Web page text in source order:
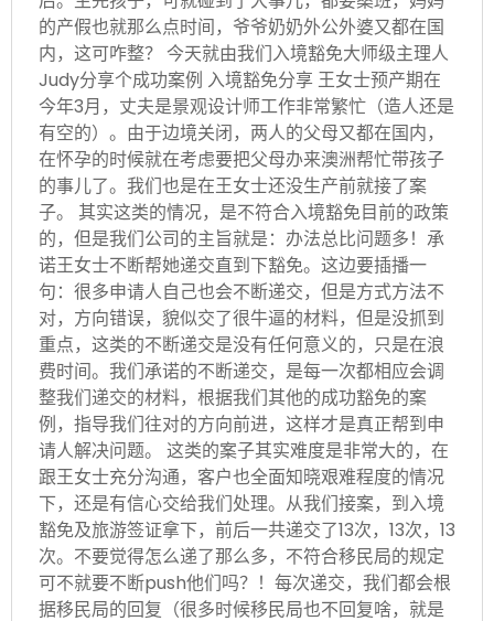
的产假也就那么点时间，爷爷奶奶外公外婆又都在国
内，这可咋整？ 今天就由我们入境豁免大师级主理人
Judy分享个成功案例 入境豁免分享 王女士预产期在
今年3月，丈夫是景观设计师工作非常繁忙（造人还是
有空的）。由于边境关闭，两人的父母又都在国内，
在怀孕的时候就在考虑要把父母办来澳洲帮忙带孩子
的事儿了。我们也是在王女士还没生产前就接了案
子。 其实这类的情况，是不符合入境豁免目前的政策
的，但是我们公司的主旨就是：办法总比问题多！承
诺王女士不断帮她递交直到下豁免。这边要插播一
句：很多申请人自己也会不断递交，但是方式方法不
对，方向错误，貌似交了很牛逼的材料，但是没抓到
重点，这类的不断递交是没有任何意义的，只是在浪
费时间。我们承诺的不断递交，是每一次都相应会调
整我们递交的材料，根据我们其他的成功豁免的案
例，指导我们往对的方向前进，这样才是真正帮到申
请人解决问题。 这类的案子其实难度是非常大的，在
跟王女士充分沟通，客户也全面知晓艰难程度的情况
下，还是有信心交给我们处理。从我们接案，到入境
豁免及旅游签证拿下，前后一共递交了13次，13次，13
次。不要觉得怎么递了那么多，不符合移民局的规定
可不就要不断push他们吗？！每次递交，我们都会根
据移民局的回复（很多时候移民局也不回复啥，就是